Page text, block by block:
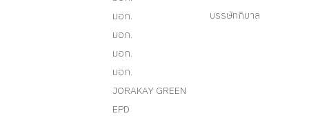
มอก.
มอก.
มอก.
มอก.
JORAKAY GREEN
EPD
บรรษัทภิบาล